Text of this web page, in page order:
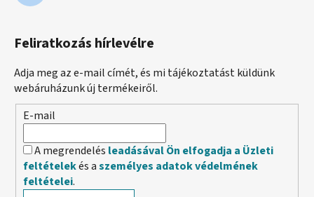
Feliratkozás hírlevélre
Adja meg az e-mail címét, és mi tájékoztatást küldünk
webáruházunk új termékeiről.
E-mail
A megrendelés leadásával Ön elfogadja a Üzleti
feltételekés aszemélyes adatok védelmének
feltételei.